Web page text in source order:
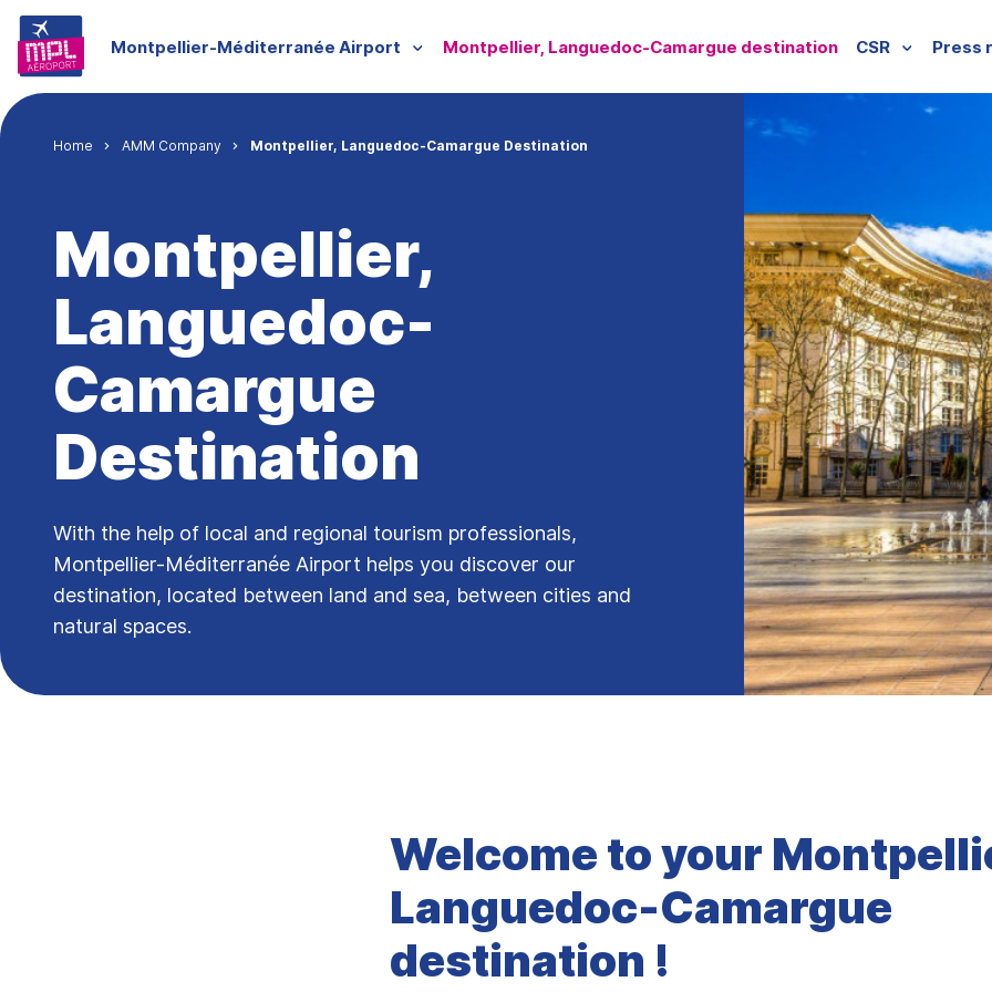
Skip to main content
Menu groupe
Montpellier-Méditerranée Airport Montpellier, Languedoc-Camargue destination CSR Press
Breadcrumb
Home AMM Company Montpellier, Languedoc-Camargue Destination
Montpellier,
Languedoc-
Camargue
Destination
With the help of local and regional tourism professionals,
Montpellier-Méditerranée Airport helps you discover our
destination, located between land and sea, between cities and
natural spaces.
Welcome to your
Languedoc-Camargue
destination !